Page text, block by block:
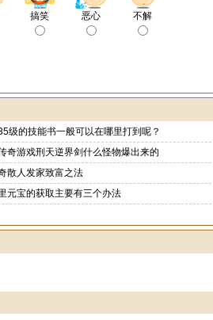
搞笑 恶心 不解
级的技能书一般可以在哪里打到呢？
奇游戏刑天逆界剑什么怪物爆出来的
散人发家致富之法
元宝的获取主要有三个办法